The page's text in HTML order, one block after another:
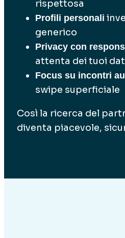
rispettosa
Profili personali
generico
Privacy con
attenta dei tuoi
Focus su incontri
swipe superficiale
Così la ricerca del
diventa piacevole,